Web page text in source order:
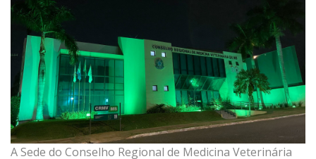
A Sede do Conselho Regional de Medicina Veterinária